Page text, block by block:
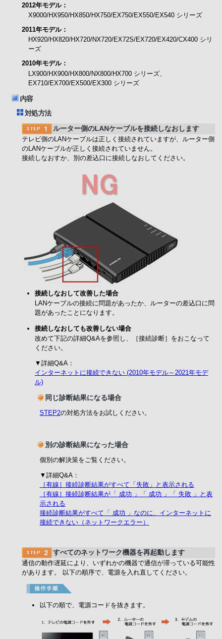
2012年モデル：
X9000/HX950/HX850/HX750/EX750/EX550/EX540 シリーズ
2011年モデル：
HX920/HX820/HX720/NX720/EX72S/EX720/EX420/CX400 シリ
ーズ
2010年モデル：
LX900/HX900/HX800/NX800/HX700 シリーズ、
EX710/EX700/EX500/EX300 シリーズ
内容
対処方法
ルーター側のLANケーブルを接続しなおします
テレビ側のLANケーブルは正しく接続されていますが、ルーター側
のLANケーブルが正しく接続されていません。
接続しなおすか、別の差込口に接続しなおしてください。
接続しなおして改善した場合
LANケーブルの接続に問題があったか、ルーターの差込口に問
題があったことになります。
接続しなおしても改善しない場合
改めて下記の詳細Q&Aを参照し、［接続診断］をおこなって
ください。
▼詳細Q&A：
インターネットに接続できない (2010年モデル～2021年モデ
ル)
同じ診断結果になる場合
STEP2の対処方法をお試しください。
別の診断結果になった場合
個別の解決策をご覧ください。
▼詳細Q&A：
［有線］接続診断結果がすべて「失敗」と表示される
［有線］接続診断結果が「 成功 」「 成功 」「 失敗 」と表
示される
接続診断結果がすべて「 成功 」なのに、インターネットに
接続できない（ネットワークエラー）
すべてのネットワーク機器を再起動します
通信の動作遅延により、いずれかの機器で通信が滞っている可能性
があります。 以下の順序で、電源を入れ直してください。
以下の順で、電源コードを抜きます。